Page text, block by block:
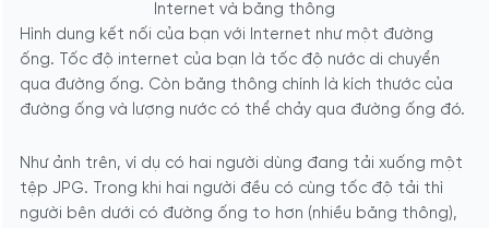
Internet và băng thông
Hình dung kết nối của bạn với Internet như một đường
ống. Tốc độ internet của bạn là tốc độ nước di chuyển
qua đường ống. Còn băng thông chính là kích thước của
đường ống và lượng nước có thể chảy qua đường ống đó.
Như ảnh trên, ví dụ có hai người dùng đang tải xuống một
tệp JPG. Trong khi hai người đều có cùng tốc độ tải thì
người bên dưới có đường ống to hơn (nhiều băng thông),